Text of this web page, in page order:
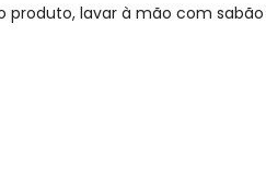
lavar à mão com